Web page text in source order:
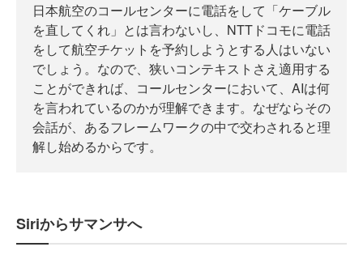
日本航空のコールセンターに電話をして「ケーブル
を直してくれ」とは言わないし、NTTドコモに電話
をして航空チケットを予約しようとする人はいない
でしょう。なので、狭いコンテキストさえ適用する
ことができれば、コールセンターにおいて、AIは何
を言われているのかが理解できます。なぜならその
会話が、あるフレームワークの中で交わされると理
解し始めるからです。
Siriからサマンサへ